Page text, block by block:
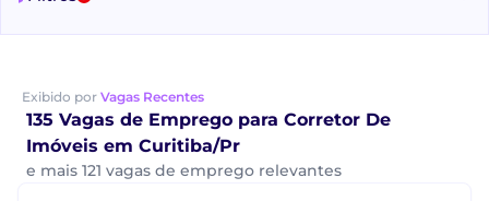
Exibido por Vagas Recentes
135 Vagas de Emprego para Corretor De
Imóveis em Curitiba/Pr
e mais 121 vagas de emprego relevantes